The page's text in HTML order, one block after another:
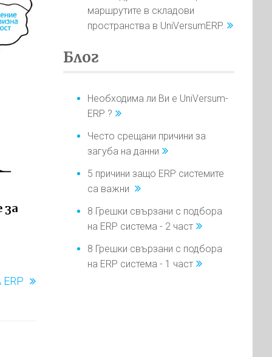
за
маршрутите в складови
пространства в UniVersumERP.
Блог
Необходима ли Ви е UniVersum-
ERP ?
Често срещани причини за
загуба на данни
5 причини защо ERP системите
са важни
8 Грешки свързани с подбора
на ERP система - 2 част
8 Грешки свързани с подбора
на ERP система - 1 част